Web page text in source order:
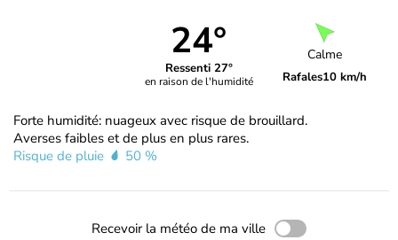
24°
Ressenti 27°
en raison de l'humidité
Calme
Rafales10 km/h
Forte humidité: nuageux avec risque de brouillard.
Averses faibles et de plus en plus rares.
Risque de pluie
50 %
Recevoir la météo de ma ville